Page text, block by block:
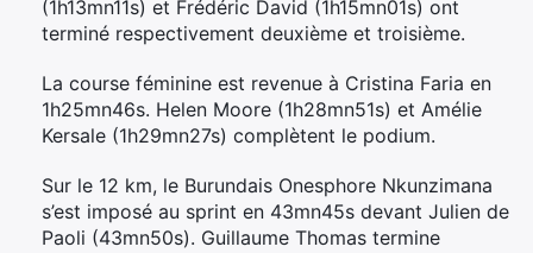
(1h13mn11s) et Frédéric David (1h15mn01s) ont
terminé respectivement deuxième et troisième.
La course féminine est revenue à Cristina Faria en
1h25mn46s. Helen Moore (1h28mn51s) et Amélie
Kersale (1h29mn27s) complètent le podium.
Sur le 12 km, le Burundais Onesphore Nkunzimana
s’est imposé au sprint en 43mn45s devant Julien de
Paoli (43mn50s). Guillaume Thomas termine